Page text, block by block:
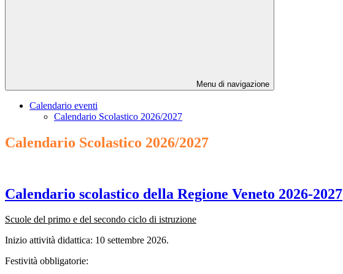
Menu di navigazione
Calendario eventi
Calendario Scolastico 2026/2027
Calendario Scolastico 2026/2027
Calendario scolastico della Regione Veneto 2026-2027
Scuole del primo e del secondo ciclo di istruzione
Inizio attività didattica: 10 settembre 2026.
Festività obbligatorie: